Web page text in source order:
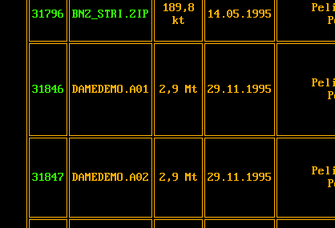
31796 BNZ_STRI.ZIP
189,8
kt
14.05.1995
31846 DAMEDEMO.A01 2,9 Mt 29.11.1995
31847 DAMEDEMO.A02 2,9 Mt 29.11.1995